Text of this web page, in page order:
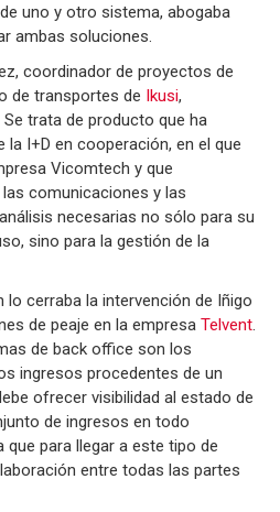
uno y otro sistema, abogaba
ambas soluciones.
coordinador de proyectos de
de transportes de Ikusi,
trata de producto que ha
I+D en cooperación, en el que
Vicomtech y que
comunicaciones y las
necesarias no sólo para su
sino para la gestión de la
cerraba la intervención de Iñigo
de peaje en la empresa Telvent.
de back office son los
ingresos procedentes de un
ofrecer visibilidad al estado de
de ingresos en todo
para llegar a este tipo de
entre todas las partes